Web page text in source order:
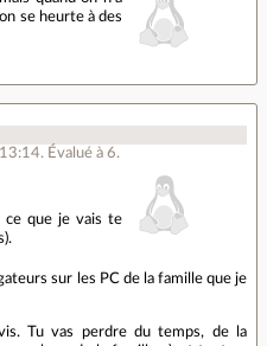
se heurte à des
. Évalué à 6.
ce que je vais te
sur les PC de la famille que je
Tu vas perdre du temps, de la